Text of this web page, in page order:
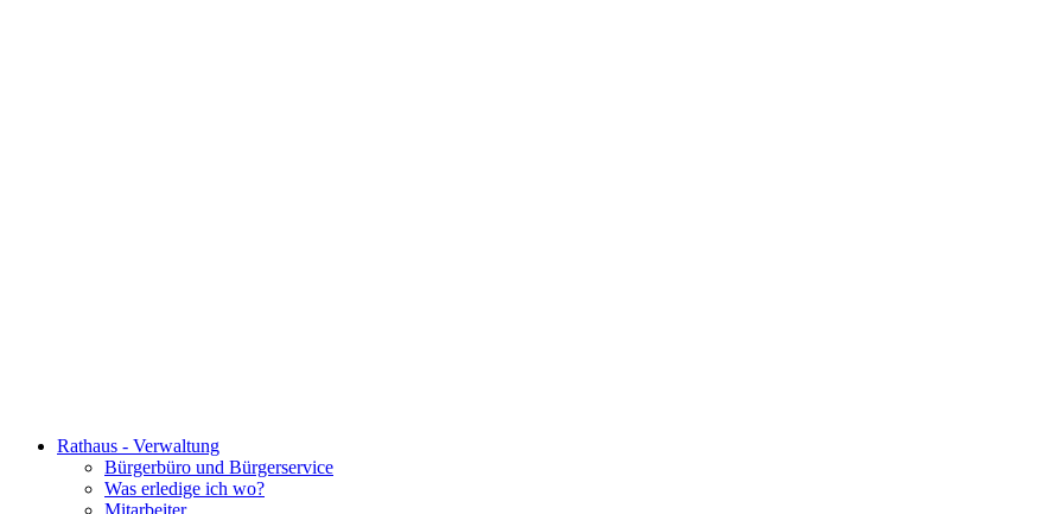
Rathaus - Verwaltung
Bürgerbüro und Bürgerservice
Was erledige ich wo?
Mitarbeiter